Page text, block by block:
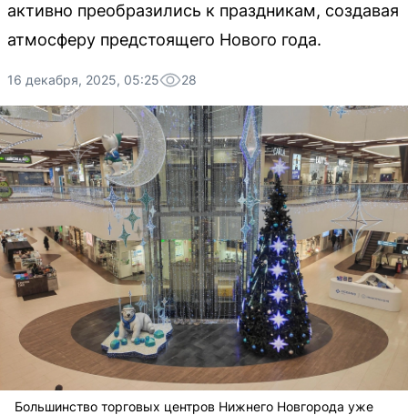
активно преобразились к праздникам, создавая
атмосферу предстоящего Нового года.
16 декабря, 2025, 05:25 28
Большинство торговых центров Нижнего Новгорода уже